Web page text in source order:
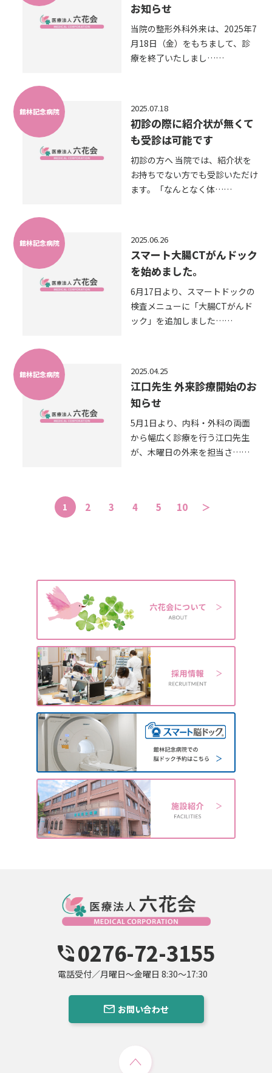
お知らせ
当院の整形外科外来は、2025年7
月18日（金）をもちまして、診
療を終了いたしまし……
館林記念病院 2025.07.18
初診の際に紹介状が無くて
も受診は可能です
初診の方へ 当院では、紹介状を
お持ちでない方でも受診いただけ
ます。「なんとなく体……
館林記念病院 2025.06.26
スマート大腸CTがんドック
を始めました。
6月17日より、スマートドックの
検査メニューに「大腸CTがんド
ック」を追加しました……
館林記念病院 2025.04.25
江口先生 外来診療開始のお
知らせ
5月1日より、内科・外科の両面
から幅広く診療を行う江口先生
が、木曜日の外来を担当さ……
1 2 3 4 5 10 ＞
0276-72-3155
電話受付／月曜日〜金曜日 8:30〜17:30
お問い合わせ